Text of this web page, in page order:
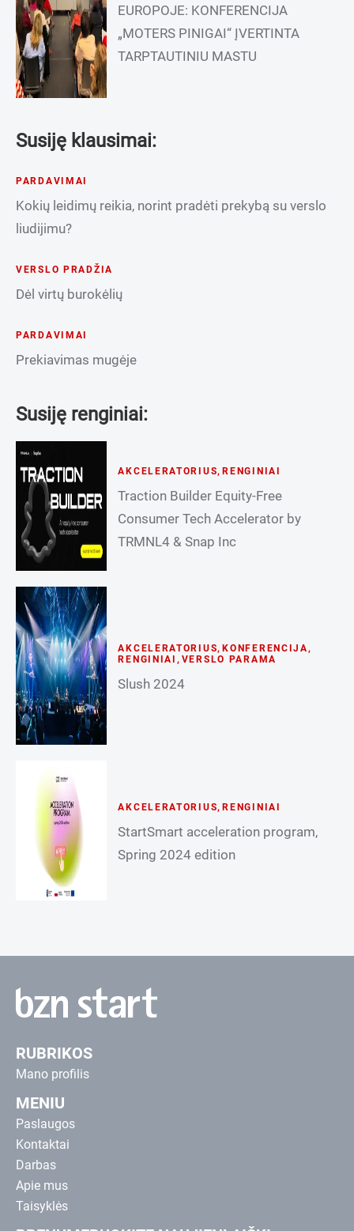
EUROPOJE: KONFERENCIJA
„MOTERS PINIGAI“ ĮVERTINTA
TARPTAUTINIU MASTU
Susiję klausimai:
PARDAVIMAI
Kokių leidimų reikia, norint pradėti prekybą su verslo
liudijimu?
VERSLO PRADŽIA
Dėl virtų burokėlių
PARDAVIMAI
Prekiavimas mugėje
Susiję renginiai:
AKCELERATORIUS, RENGINIAI
Traction Builder Equity-Free
Consumer Tech Accelerator by
TRMNL4 & Snap Inc
AKCELERATORIUS, KONFERENCIJA,
RENGINIAI , VERSLO PARAMA
Slush 2024
AKCELERATORIUS, RENGINIAI
StartSmart acceleration program,
Spring 2024 edition
RUBRIKOS
Mano profilis
MENIU
Paslaugos
Kontaktai
Darbas
Apie mus
Taisyklės